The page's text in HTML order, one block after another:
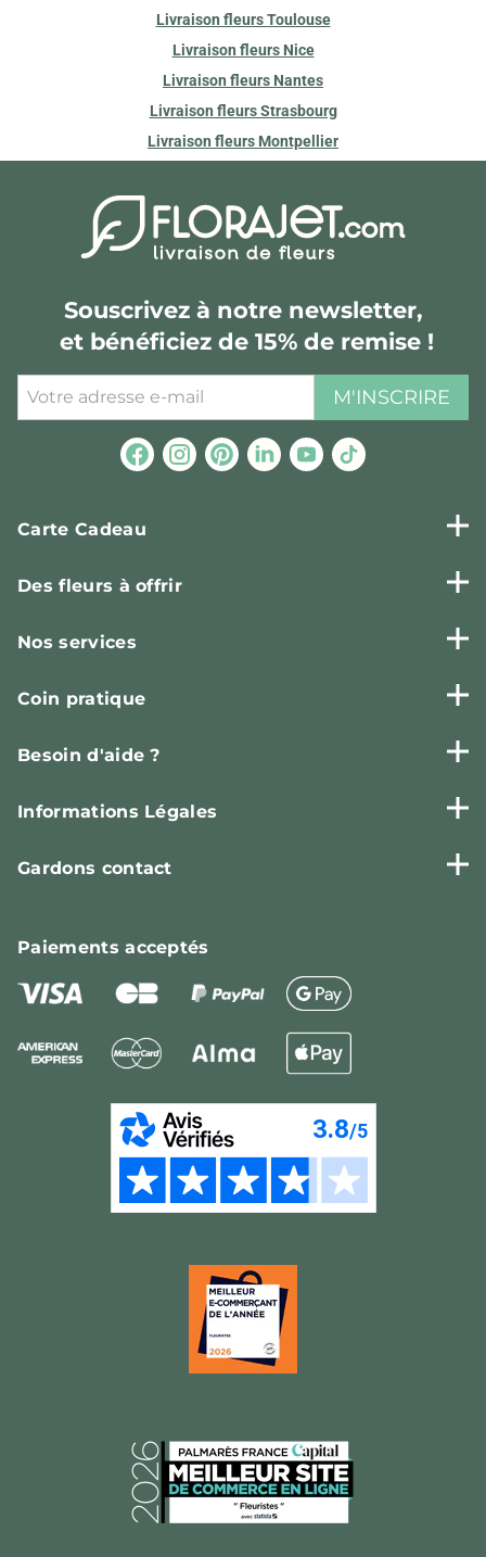
Livraison fleurs Toulouse
Livraison fleurs Nice
Livraison fleurs Nantes
Livraison fleurs Strasbourg
Livraison fleurs Montpellier
Souscrivez à notre newsletter,
et bénéficiez de 15% de remise !
M'INSCRIRE
Carte Cadeau
Des fleurs à offrir
Nos services
Coin pratique
Besoin d'aide ?
Informations Légales
Gardons contact
Paiementsacceptés